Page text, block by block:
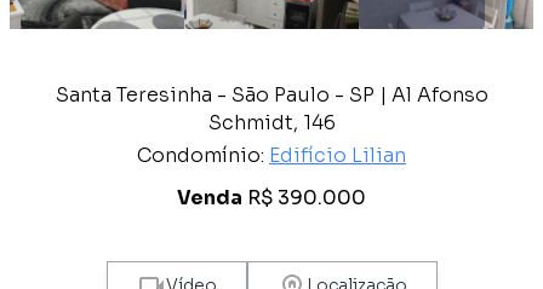
Santa Teresinha - São Paulo - SP | Al Afonso
Schmidt, 146
Condomínio: Edifício Lilian
Venda R$ 390.000